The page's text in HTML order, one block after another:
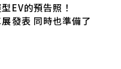
EV的預告照！
發表 同時也準備了